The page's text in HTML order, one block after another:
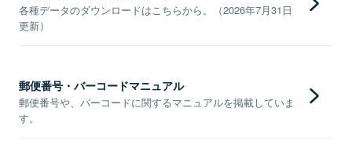
各種データのダウンロードはこちらから。（2026年7月31日
更新）
郵便番号・バーコードマニュアル
郵便番号や、バーコードに関するマニュアルを掲載していま
す。